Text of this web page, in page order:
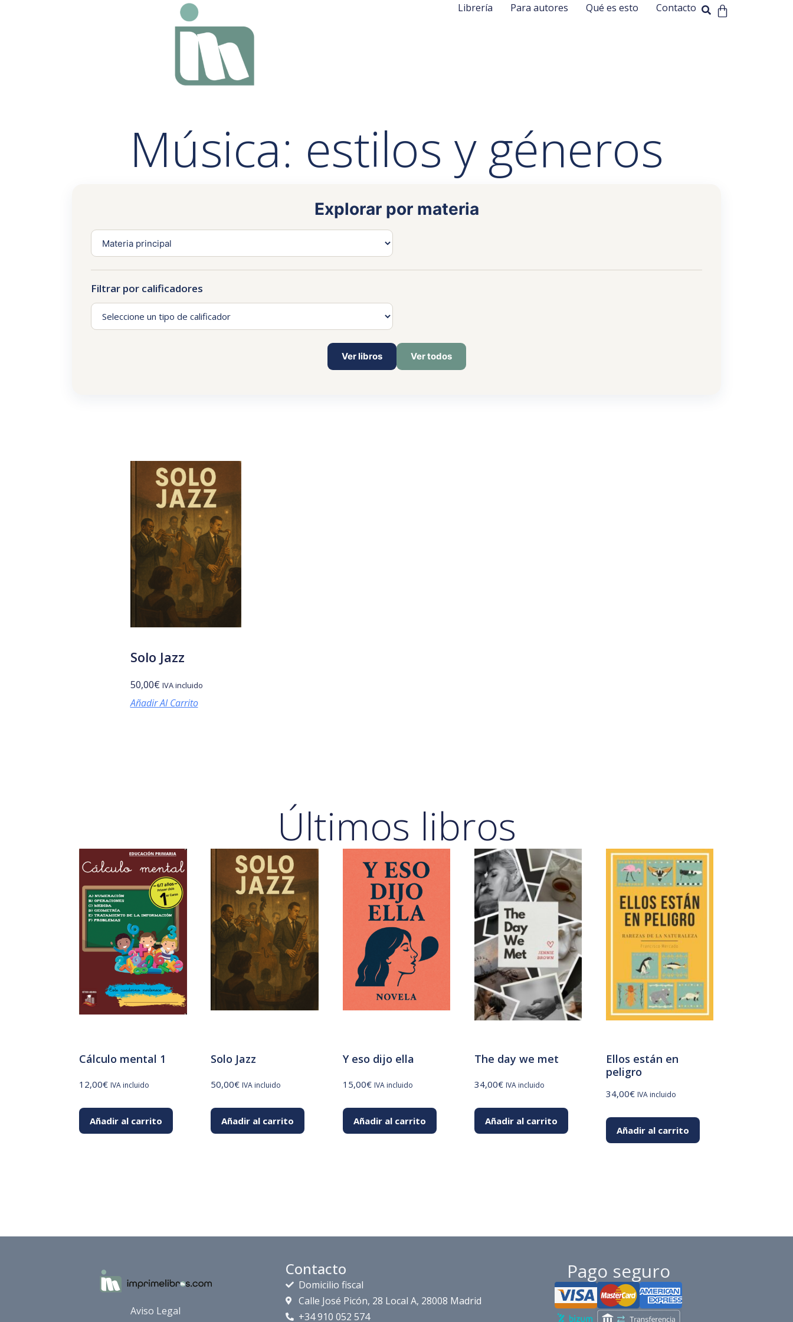
Librería Para autores Qué es esto Contacto
Música: estilos y géneros
Explorar por materia
Filtrar por calificadores
Ver libros Ver todos
Solo Jazz
50,00€ IVA incluido
Añadir Al Carrito
Últimos libros
Cálculo mental 1
12,00€ IVA incluido
Añadir al carrito
Solo Jazz
50,00€ IVA incluido
Añadir al carrito
Y eso dijo ella
15,00€ IVA incluido
Añadir al carrito
The day we met
34,00€ IVA incluido
Añadir al carrito
Ellos están en
peligro
34,00€ IVA incluido
Añadir al carrito
Aviso Legal
Contacto
Domicilio fiscal
Calle José Picón, 28 Local A, 28008 Madrid
+34 910 052 574
Pago seguro